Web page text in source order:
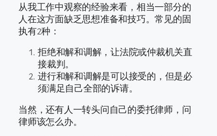
从我工作中观察的经验来看，相当一部分的
人在这方面缺乏思想准备和技巧。常见的固
执有2种：
拒绝和解和调解，让法院或仲裁机关直
接裁判。
进行和解和调解是可以接受的，但是必
须满足自己全部的诉请。
当然，还有人一转头问自己的委托律师，问
律师该怎么办。